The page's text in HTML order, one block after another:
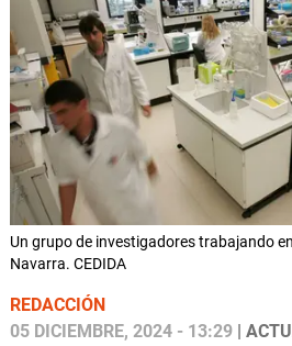
Un grupo de investigadores trabajando
Navarra. CEDIDA
REDACCIÓN
05 DICIEMBRE, 2024 - 13:29 |